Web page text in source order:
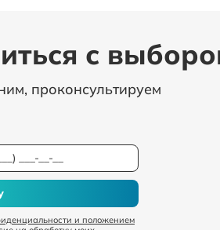
с
проконсультируем
и положением